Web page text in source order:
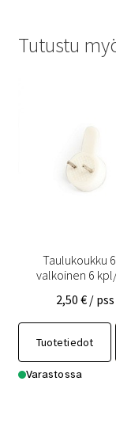
Tutustu
Taulukoukku
valkoinen 6
2,50€ / pss
Tuotetiedot
Varastossa